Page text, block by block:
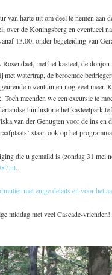
van harte uit om deel te nemen aan
over de Koningsberg en eventueel
13.00, onder begeleiding van
Rosendael, met het kasteel, de
watertrap, de beroemde
rozentuin en nog veel meer.
meenden we een excursie te
tuinhistorie het kasteelpark
van der Genugten voor de ins
staan ook op het
die u gemaild is (zondag 31 mei
.
met enige details en voor het
middag met veel Cascade-vrienden!